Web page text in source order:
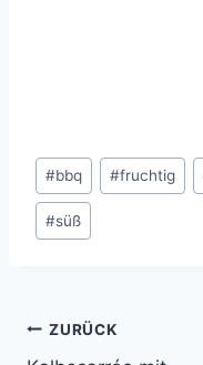
Schlagworte:
#bbq #fruchtig
#süß
ZURÜCK